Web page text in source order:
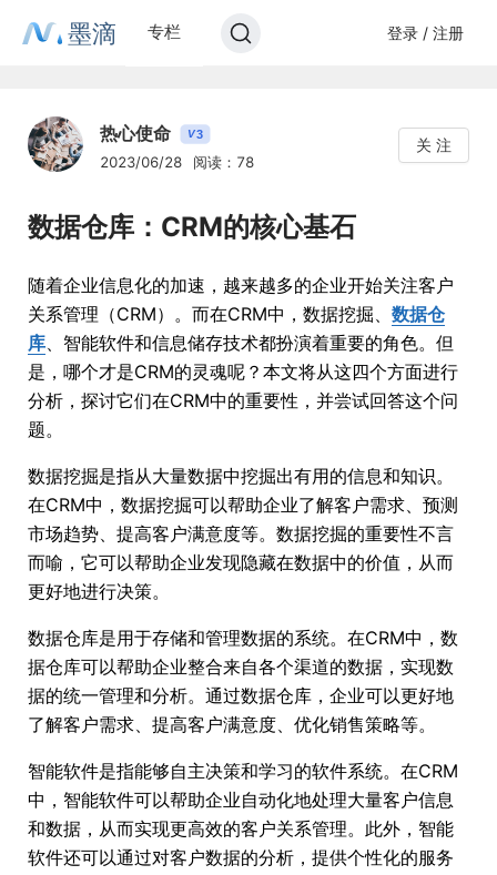
墨滴 专栏 登录 / 注册
热心使命 V3
2023/06/28 阅读：78
关 注
数据仓库：CRM的核心基石
随着企业信息化的加速，越来越多的企业开始关注客户
关系管理（CRM）。而在CRM中，数据挖掘、 数据仓
库、智能软件和信息储存技术都扮演着重要的角色。但
是，哪个才是CRM的灵魂呢？本文将从这四个方面进行
分析，探讨它们在CRM中的重要性，并尝试回答这个问
题。
数据挖掘是指从大量数据中挖掘出有用的信息和知识。
在CRM中，数据挖掘可以帮助企业了解客户需求、预测
市场趋势、提高客户满意度等。数据挖掘的重要性不言
而喻，它可以帮助企业发现隐藏在数据中的价值，从而
更好地进行决策。
数据仓库是用于存储和管理数据的系统。在CRM中，数
据仓库可以帮助企业整合来自各个渠道的数据，实现数
据的统一管理和分析。通过数据仓库，企业可以更好地
了解客户需求、提高客户满意度、优化销售策略等。
智能软件是指能够自主决策和学习的软件系统。在CRM
中，智能软件可以帮助企业自动化地处理大量客户信息
和数据，从而实现更高效的客户关系管理。此外，智能
软件还可以通过对客户数据的分析，提供个性化的服务